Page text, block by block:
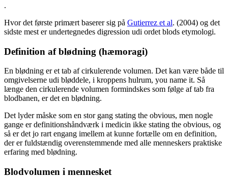
.
Hvor det første primært baserer sig på Gutierrez et al. (2004) og det
sidste mest er undertegnedes digression udi ordet blods etymologi.
Definition af blødning (hæmoragi)
En blødning er et tab af cirkulerende volumen. Det kan være både til
omgivelserne udi bløddele, i kroppens hulrum, you name it. Så
længe den cirkulerende volumen formindskes som følge af tab fra
blodbanen, er det en blødning.
Det lyder måske som en stor gang stating the obvious, men nogle
gange er definitionshåndværk i medicin ikke stating the obvious, og
så er det jo rart engang imellem at kunne fortælle om en definition,
der er fuldstændig overenstemmende med alle menneskers praktiske
erfaring med blødning.
Blodvolumen i mennesket